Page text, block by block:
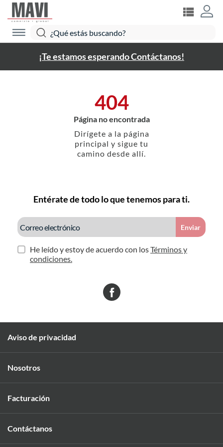
¡Te estamos esperando Contáctanos!
404
Página no encontrada
Dirígete a la página
principal y sigue tu
camino desde allí.
Entérate de todo lo que tenemos para ti.
Enviar
He leído y estoy de acuerdo con losTérminos y
condiciones.
Aviso de privacidad
Nosotros
Facturación
Contáctanos